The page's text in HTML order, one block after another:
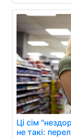
Ці сім
не такі: